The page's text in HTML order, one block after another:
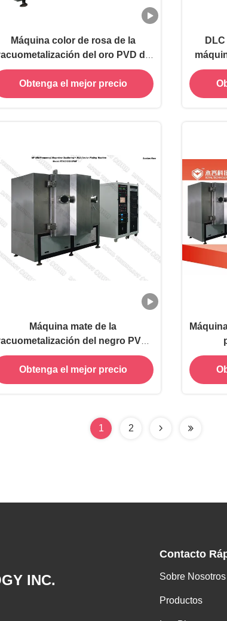
Máquina color de rosa de la
del oro PVD de
TiCN, capas decorativas
profundamente negras del CrC,
alto reasitance de la abrasión
Obtenga el mejor precio
de
Máquina mate de la
del negro PVD,
aleación de cobre amarillo,
máquina de capa del tirador de
PVD de la aleación del cinc
Obtenga el mejor precio
1 2
INC.
Contacto
Sobre Nosotros
Productos